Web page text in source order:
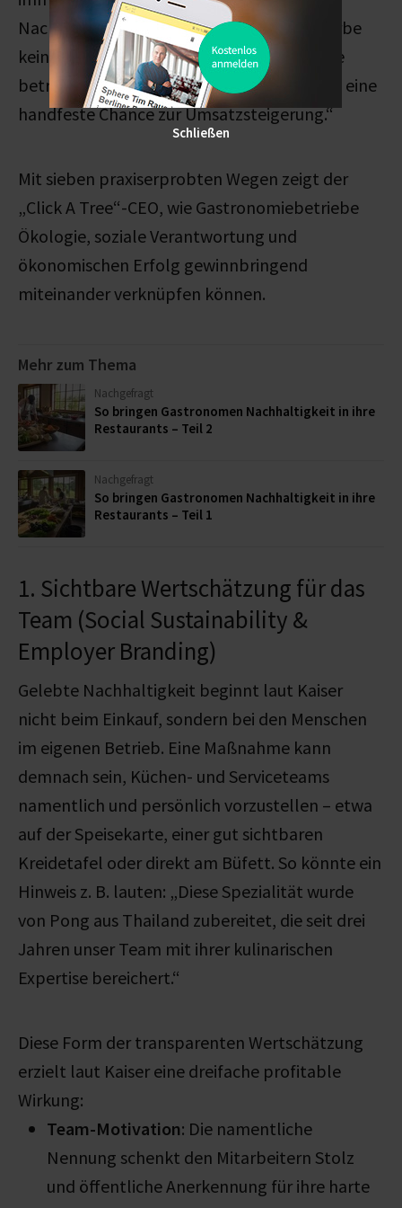
Nachhaltigkeit ist im modernen Gastgewerbe
kein reiner Imagefaktor mehr, sondern eine
betriebswirtschaftliche Notwendigkeit und eine
handfeste Chance zur Umsatzsteigerung.“
Mit sieben praxiserprobten Wegen zeigt der
„Click A Tree“-CEO, wie Gastronomiebetriebe
Ökologie, soziale Verantwortung und
ökonomischen Erfolg gewinnbringend
miteinander verknüpfen können.
Mehr zum Thema
Nachgefragt
So bringen Gastronomen Nachhaltigkeit in ihre
Restaurants – Teil 2
Nachgefragt
So bringen Gastronomen Nachhaltigkeit in ihre
Restaurants – Teil 1
1. Sichtbare Wertschätzung für das
Team (Social Sustainability &
Employer Branding)
Gelebte Nachhaltigkeit beginnt laut Kaiser
nicht beim Einkauf, sondern bei den Menschen
im eigenen Betrieb. Eine Maßnahme kann
demnach sein, Küchen- und Serviceteams
namentlich und persönlich vorzustellen – etwa
auf der Speisekarte, einer gut sichtbaren
Kreidetafel oder direkt am Büfett. So könnte ein
Hinweis z. B. lauten: „Diese Spezialität wurde
von Pong aus Thailand zubereitet, die seit drei
Jahren unser Team mit ihrer kulinarischen
Expertise bereichert.“
Diese Form der transparenten Wertschätzung
erzielt laut Kaiser eine dreifache profitable
Wirkung:
Team-Motivation: Die namentliche
Nennung schenkt den Mitarbeitern Stolz
und öffentliche Anerkennung für ihre harte
Schließen